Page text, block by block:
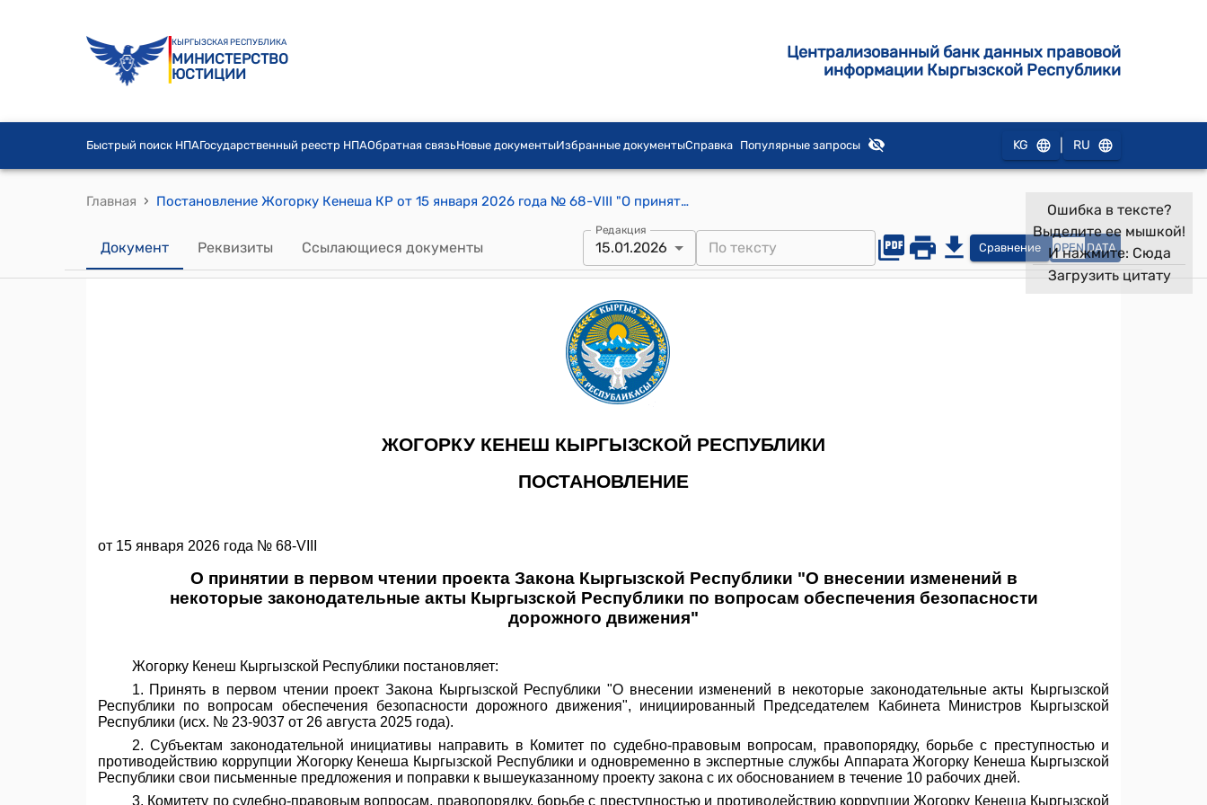
КЫРГЫЗСКАЯ РЕСПУБЛИКА
МИНИСТЕРСТВО
ЮСТИЦИИ
Централизованный банк данных правовой
информации Кыргызской Республики
Быстрый поиск НПАГосударственный реестр НПАОбратная связьНовые документыИзбранные документыСправка Популярные запросы KG RU
Главная › Постановление Жогорку Кенеша КР от 15 января 2026 года № 68-VIII "О принятии в первом чтении проекта Закона Кыргызской Республики "О внесении изменений в некоторые законодательные акты Кыргызской Республики по вопросам обеспечения безопасности дорожного движения"
Документ Реквизиты Ссылающиеся документы
Редакция
15.01.2026 Сравнение OPEN DATA
Ошибка в тексте?
Выделите ее мышкой!
И нажмите: Сюда
Загрузить цитату